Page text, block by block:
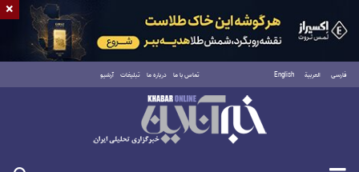
فارسی العربية English تماس با ما درباره ما تبلیغات آرشیو
جمعه ۱۶ مرداد ۱۴۰۵
×